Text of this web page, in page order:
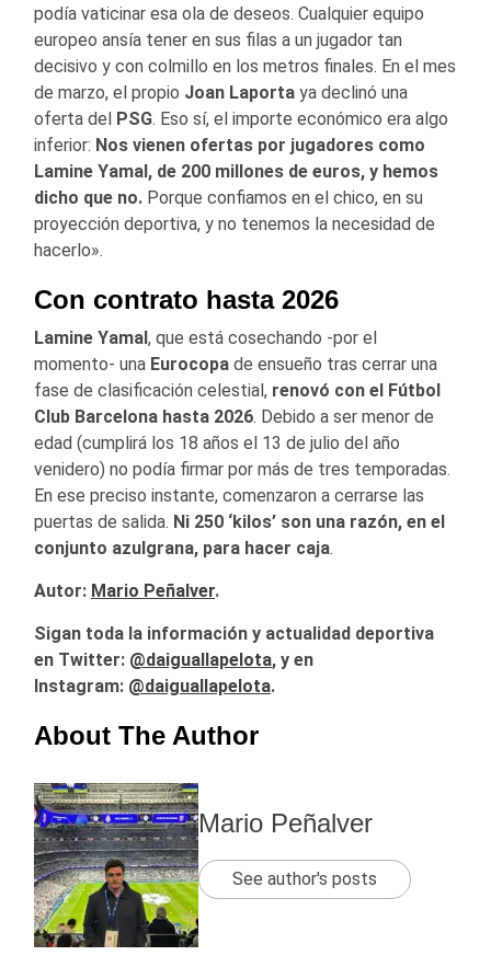
podía vaticinar esa ola de deseos. Cualquier equipo
europeo ansía tener en sus filas a un jugador tan
decisivo y con colmillo en los metros finales. En el mes
de marzo, el propio Joan Laporta ya declinó una
oferta del PSG. Eso sí, el importe económico era algo
inferior: Nos vienen ofertas por jugadores como
Lamine Yamal, de 200 millones de euros, y hemos
dicho que no. Porque confiamos en el chico, en su
proyección deportiva, y no tenemos la necesidad de
hacerlo».
Con contrato hasta 2026
Lamine Yamal, que está cosechando -por el
momento- una Eurocopa de ensueño tras cerrar una
fase de clasificación celestial, renovó con el Fútbol
Club Barcelona hasta 2026. Debido a ser menor de
edad (cumplirá los 18 años el 13 de julio del año
venidero) no podía firmar por más de tres temporadas.
En ese preciso instante, comenzaron a cerrarse las
puertas de salida. Ni 250 ‘kilos’ son una razón, en el
conjunto azulgrana, para hacer caja.
Autor: Mario Peñalver.
Sigan toda la información y actualidad deportiva
en Twitter: @daiguallapelota, y en
Instagram: @daiguallapelota.
About The Author
Mario Peñalver
See author's posts